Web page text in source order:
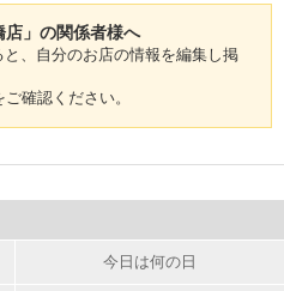
店」の関係者様へ
、自分のお店の情報を編集し掲
ご確認ください。
今日は何の日